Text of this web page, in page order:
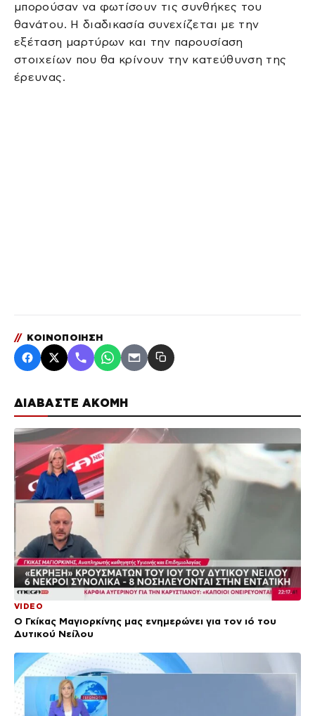
ΔΙΑΒΑΣΤΕ ΑΚΟΜΗ
VIDEO
Ο Γκίκας Μαγιορκίνης μας ενημερώνει για τον ιό του
Δυτικού Νείλου
μπορούσαν να φωτίσουν τις συνθήκες του
θανάτου. Η διαδικασία συνεχίζεται με την
εξέταση μαρτύρων και την παρουσίαση
στοιχείων που θα κρίνουν την κατεύθυνση της
έρευνας.
// ΚΟΙΝΟΠΟΙΗΣΗ